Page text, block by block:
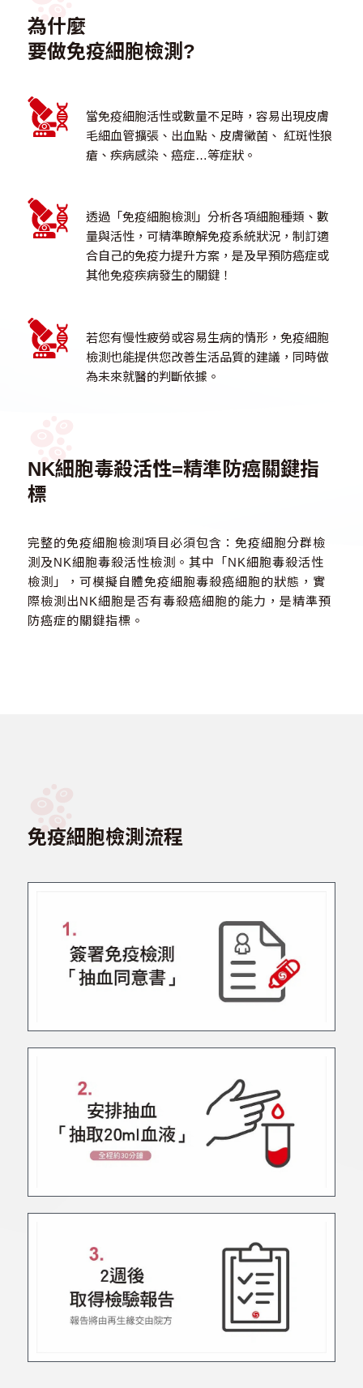
為什麼
要做免疫細胞檢測?
當免疫細胞活性或數量不足時，容易出現皮膚
毛細血管擴張、出血點、皮膚黴菌、 紅斑性狼
瘡、疾病感染、癌症…等症狀。
透過「免疫細胞檢測」分析各項細胞種類、數
量與活性，可精準瞭解免疫系統狀況，制訂適
合自己的免疫力提升方案，是及早預防癌症或
其他免疫疾病發生的關鍵！
若您有慢性疲勞或容易生病的情形，免疫細胞
檢測也能提供您改善生活品質的建議，同時做
為未來就醫的判斷依據。
NK細胞毒殺活性=精準防癌關鍵指
標
完整的免疫細胞檢測項目必須包含：免疫細胞分群檢
測及NK細胞毒殺活性檢測。其中「NK細胞毒殺活性
檢測」，可模擬自體免疫細胞毒殺癌細胞的狀態，實
際檢測出NK細胞是否有毒殺癌細胞的能力，是精準預
防癌症的關鍵指標。
免疫細胞檢測流程